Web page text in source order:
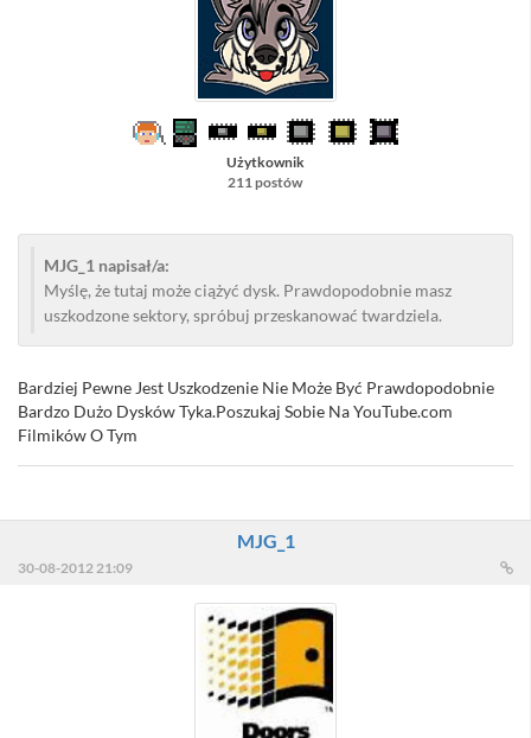
Użytkownik
211 postów
MJG_1 napisał/a:
Myślę, że tutaj może ciążyć dysk. Prawdopodobnie masz
uszkodzone sektory, spróbuj przeskanować twardziela.
Bardziej Pewne Jest Uszkodzenie Nie Może Być Prawdopodobnie
Bardzo Dużo Dysków Tyka.Poszukaj Sobie Na YouTube.com
Filmików O Tym
MJG_1
30-08-2012 21:09